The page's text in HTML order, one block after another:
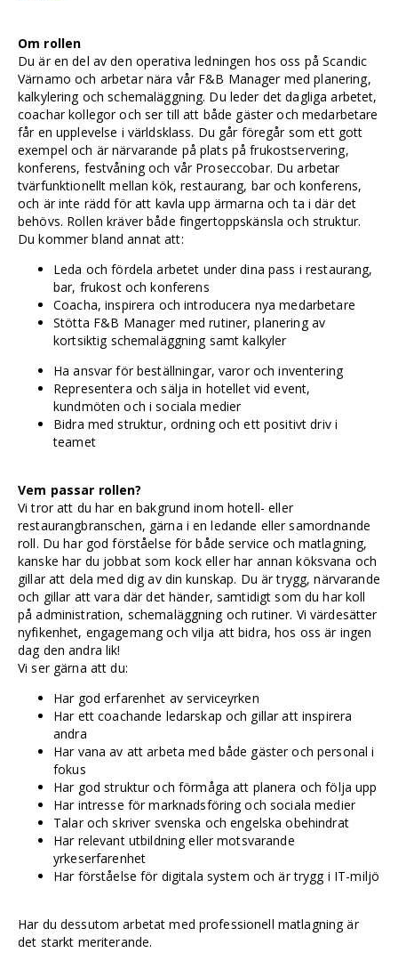
Om rollen
Du är en del av den operativa ledningen hos oss på Scandic
Värnamo och arbetar nära vår F&B Manager med planering,
kalkylering och schemaläggning. Du leder det dagliga arbetet,
coachar kollegor och ser till att både gäster och medarbetare
får en upplevelse i världsklass. Du går föregår som ett gott
exempel och är närvarande på plats på frukostservering,
konferens, festvåning och vår Proseccobar. Du arbetar
tvärfunktionellt mellan kök, restaurang, bar och konferens,
och är inte rädd för att kavla upp ärmarna och ta i där det
behövs. Rollen kräver både fingertoppskänsla och struktur.
Du kommer bland annat att:
Leda och fördela arbetet under dina pass i restaurang,
bar, frukost och konferens
Coacha, inspirera och introducera nya medarbetare
Stötta F&B Manager med rutiner, planering av
kortsiktig schemaläggning samt kalkyler
Ha ansvar för beställningar, varor och inventering
Representera och sälja in hotellet vid event,
kundmöten och i sociala medier
Bidra med struktur, ordning och ett positivt driv i
teamet
Vem passar rollen?
Vi tror att du har en bakgrund inom hotell- eller
restaurangbranschen, gärna i en ledande eller samordnande
roll. Du har god förståelse för både service och matlagning,
kanske har du jobbat som kock eller har annan köksvana och
gillar att dela med dig av din kunskap. Du är trygg, närvarande
och gillar att vara där det händer, samtidigt som du har koll
på administration, schemaläggning och rutiner. Vi värdesätter
nyfikenhet, engagemang och vilja att bidra, hos oss är ingen
dag den andra lik!
Vi ser gärna att du:
Har god erfarenhet av serviceyrken
Har ett coachande ledarskap och gillar att inspirera
andra
Har vana av att arbeta med både gäster och personal i
fokus
Har god struktur och förmåga att planera och följa upp
Har intresse för marknadsföring och sociala medier
Talar och skriver svenska och engelska obehindrat
Har relevant utbildning eller motsvarande
yrkeserfarenhet
Har förståelse för digitala system och är trygg i IT-miljö
Har du dessutom arbetat med professionell matlagning är
det starkt meriterande.